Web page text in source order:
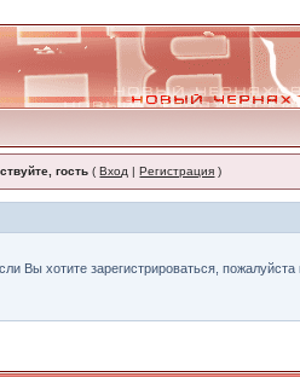
гость (Вход |Регистрация )
Вы хотите зарегистрироваться,